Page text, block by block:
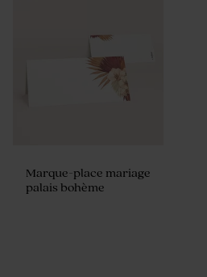
Marque-place mariage
palais bohème